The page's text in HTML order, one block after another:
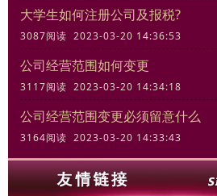
大学生如何注册公司及报税?
3087阅读 2023-03-20 14:36:53
公司经营范围如何变更
3117阅读 2023-03-20 14:34:18
公司经营范围变更必须留意什么
3164阅读 2023-03-20 14:33:43